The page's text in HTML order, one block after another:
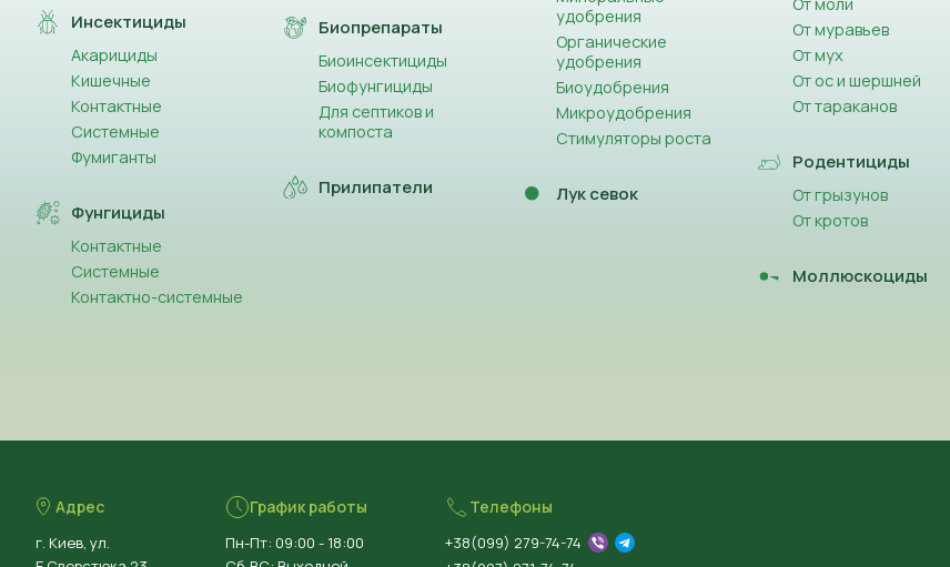
Инсектициды
Акарициды
Кишечные
Контактные
Системные
Фумиганты
Фунгициды
Контактные
Системные
Контактно-системные
Биопрепараты
Биоинсектициды
Биофунгициды
Для септиков и
компоста
Прилипатели
удобрения
Органические
удобрения
Биоудобрения
Микроудобрения
Стимуляторы роста
Лук севок
От муравьев
От мух
От ос и шершней
От тараканов
Родентициды
От грызунов
От кротов
Моллюскоциды
Адрес
г. Киев, ул.
График работы
Пн-Пт: 09:00 - 18:00
Телефоны
+38(099) 279-74-74